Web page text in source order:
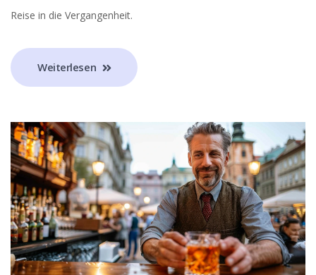
Reise in die Vergangenheit.
Weiterlesen